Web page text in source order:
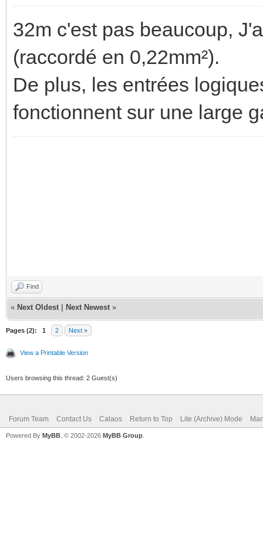
32m c'est pas beaucoup,
(raccordé en 0,22mm²).
De plus, les entrées
fonctionnent sur une large
Find
« Next Oldest Next Newest »
Pages (2): 1 2 Next »
View a Printable Version
Users browsing this thread: 2 Guest(s)
Forum Team Contact Us Calaos Return to Top Lite (Archive) Mode
Powered By MyBB , © 2002-2026 MyBB Group